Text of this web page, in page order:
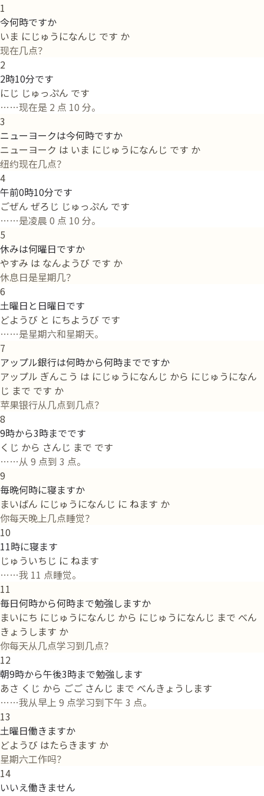
1
今何時ですか
いま にじゅうになんじ です か
现在几点？
2
2時10分です
にじ じゅっぷん です
……现在是 2 点 10 分。
3
ニューヨークは今何時ですか
ニューヨーク は いま にじゅうになんじ です か
纽约现在几点？
4
午前0時10分です
ごぜん ぜろじ じゅっぷん です
……是凌晨 0 点 10 分。
5
休みは何曜日ですか
やすみ は なんようび です か
休息日是星期几？
6
土曜日と日曜日です
どようび と にちようび です
……是星期六和星期天。
7
アップル銀行は何時から何時までですか
アップル ぎんこう は にじゅうになんじ から にじゅうになん
じ まで です か
苹果银行从几点到几点？
8
9時から3時までです
くじ から さんじ まで です
……从 9 点到 3 点。
9
毎晩何時に寝ますか
まいばん にじゅうになんじ に ねます か
你每天晚上几点睡觉？
10
11時に寝ます
じゅういちじ に ねます
……我 11 点睡觉。
11
毎日何時から何時まで勉強しますか
まいにち にじゅうになんじ から にじゅうになんじ まで べん
きょうします か
你每天从几点学习到几点？
12
朝9時から午後3時まで勉強します
あさ くじ から ごご さんじ まで べんきょうします
……我从早上 9 点学习到下午 3 点。
13
土曜日働きますか
どようび はたらきます か
星期六工作吗？
14
いいえ働きません